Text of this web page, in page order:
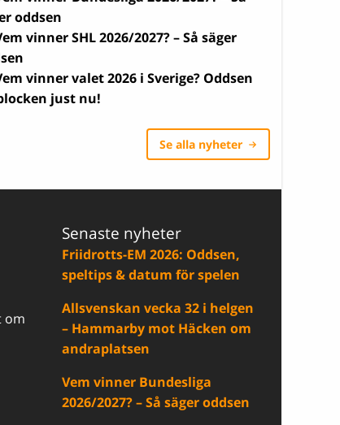
oddsen
vinner SHL 2026/2027? – Så säger
vinner valet 2026 i Sverige? Oddsen
just nu!
Se alla nyheter
om
Senaste nyheter
Friidrotts-EM 2026: Oddsen,
speltips & datum för spelen
Allsvenskan vecka 32 i helgen
– Hammarby mot Häcken om
andraplatsen
Vem vinner Bundesliga
2026/2027? – Så säger oddsen